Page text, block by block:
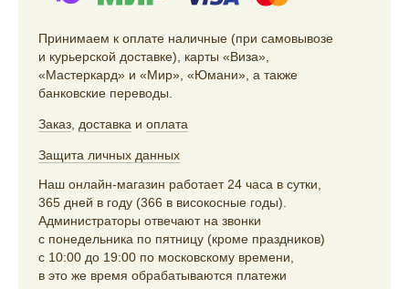
Принимаем к оплате наличные (при самовывозе
и курьерской доставке), карты «Виза»,
«Мастеркард» и «Мир», «Юмани», а также
банковские переводы.
Заказ, доставка и оплата
Защита личных данных
Наш онлайн-магазин работает 24 часа в сутки,
365 дней в году (366 в високосные годы).
Администраторы отвечают на звонки
с понедельника по пятницу (кроме праздников)
с 10:00 до 19:00 по московскому времени,
в это же время обрабатываются платежи